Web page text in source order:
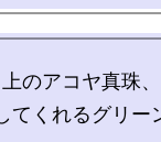
のアコヤ真珠、
てくれるグリー